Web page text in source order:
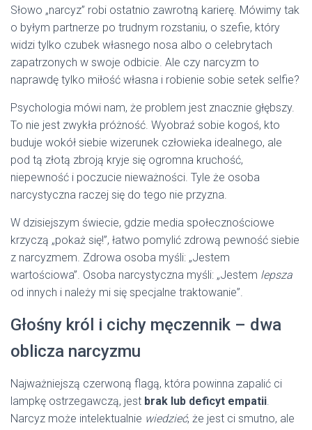
Słowo „narcyz” robi ostatnio zawrotną karierę. Mówimy tak
o byłym partnerze po trudnym rozstaniu, o szefie, który
widzi tylko czubek własnego nosa albo o celebrytach
zapatrzonych w swoje odbicie. Ale czy narcyzm to
naprawdę tylko miłość własna i robienie sobie setek selfie?
Psychologia mówi nam, że problem jest znacznie głębszy.
To nie jest zwykła próżność. Wyobraź sobie kogoś, kto
buduje wokół siebie wizerunek człowieka idealnego, ale
pod tą złotą zbroją kryje się ogromna kruchość,
niepewność i poczucie nieważności. Tyle że osoba
narcystyczna raczej się do tego nie przyzna.
W dzisiejszym świecie, gdzie media społecznościowe
krzyczą „pokaż się!”, łatwo pomylić zdrową pewność siebie
z narcyzmem. Zdrowa osoba myśli: „Jestem
wartościowa”. Osoba narcystyczna myśli: „Jestem lepsza
od innych i należy mi się specjalne traktowanie”.
Głośny król i cichy męczennik – dwa
oblicza narcyzmu
Najważniejszą czerwoną flagą, która powinna zapalić ci
lampkę ostrzegawczą, jest brak lub deficyt empatii.
Narcyz może intelektualnie wiedzieć, że jest ci smutno, ale